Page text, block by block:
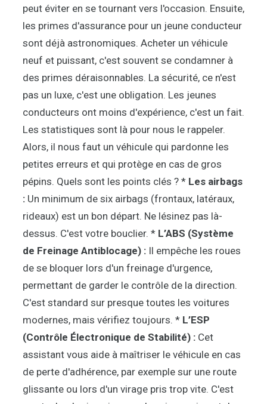
peut éviter en se tournant vers l'occasion. Ensuite,
les primes d'assurance pour un jeune conducteur
sont déjà astronomiques. Acheter un véhicule
neuf et puissant, c'est souvent se condamner à
des primes déraisonnables. La sécurité, ce n'est
pas un luxe, c'est une obligation. Les jeunes
conducteurs ont moins d'expérience, c'est un fait.
Les statistiques sont là pour nous le rappeler.
Alors, il nous faut un véhicule qui pardonne les
petites erreurs et qui protège en cas de gros
pépins. Quels sont les points clés ? * Les airbags
: Un minimum de six airbags (frontaux, latéraux,
rideaux) est un bon départ. Ne lésinez pas là-
dessus. C'est votre bouclier. * L’ABS (Système
de Freinage Antiblocage) : Il empêche les roues
de se bloquer lors d'un freinage d'urgence,
permettant de garder le contrôle de la direction.
C'est standard sur presque toutes les voitures
modernes, mais vérifiez toujours. * L’ESP
(Contrôle Électronique de Stabilité) : Cet
assistant vous aide à maîtriser le véhicule en cas
de perte d'adhérence, par exemple sur une route
glissante ou lors d'un virage pris trop vite. C'est